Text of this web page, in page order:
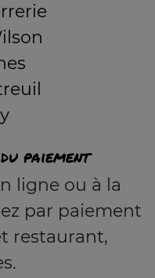
paiement
ligne ou à la
par paiement
restaurant,